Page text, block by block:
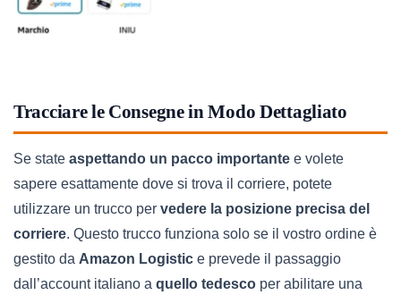
Tracciare le Consegne in Modo Dettagliato
Se state aspettando un pacco importante e volete
sapere esattamente dove si trova il corriere, potete
utilizzare un trucco per vedere la posizione precisa del
corriere. Questo trucco funziona solo se il vostro ordine è
gestito da Amazon Logistic e prevede il passaggio
dall’account italiano a quello tedesco per abilitare una